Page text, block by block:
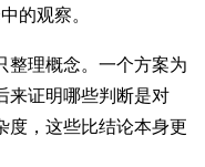
的观察。
整理概念。一个方案为
来证明哪些判断是对
度，这些比结论本身更